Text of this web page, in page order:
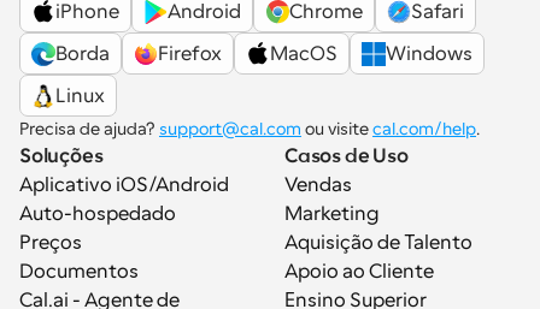
iPhone
Android Chrome
Safari
Borda
Firefox MacOS
Windows
Linux
Precisa de ajuda? support@cal.com ou visite cal.com/help.
Soluções
Aplicativo iOS/Android
Auto-hospedado
Preços
Documentos
Cal.ai - Agente de
Casos de Uso
Vendas
Marketing
Aquisição de Talento
Apoio ao Cliente
Ensino Superior